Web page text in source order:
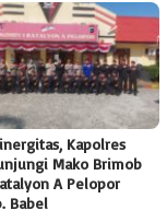
Kapolres
Mako Brimob
A Pelopor
Babel